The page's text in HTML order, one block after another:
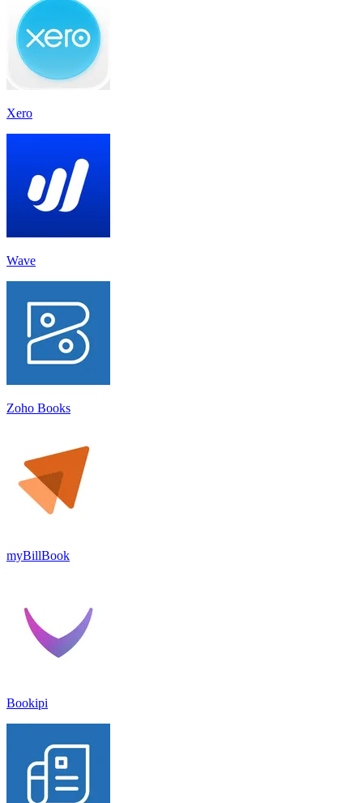
Xero
Wave
Zoho Books
myBillBook
Bookipi